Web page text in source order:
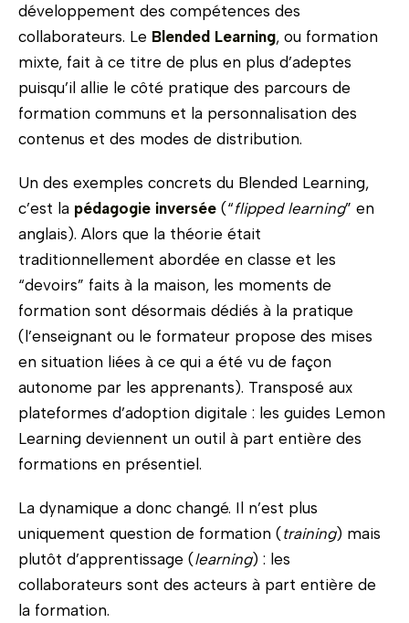
développement des compétences des
collaborateurs. Le Blended Learning, ou formation
mixte, fait à ce titre de plus en plus d’adeptes
puisqu’il allie le côté pratique des parcours de
formation communs et la personnalisation des
contenus et des modes de distribution.
Un des exemples concrets du Blended Learning,
c’est la pédagogie inversée (“flipped learning” en
anglais). Alors que la théorie était
traditionnellement abordée en classe et les
“devoirs” faits à la maison, les moments de
formation sont désormais dédiés à la pratique
(l’enseignant ou le formateur propose des mises
en situation liées à ce qui a été vu de façon
autonome par les apprenants). Transposé aux
plateformes d’adoption digitale : les guides Lemon
Learning deviennent un outil à part entière des
formations en présentiel.
La dynamique a donc changé. Il n’est plus
uniquement question de formation (training) mais
plutôt d’apprentissage (learning) : les
collaborateurs sont des acteurs à part entière de
la formation.